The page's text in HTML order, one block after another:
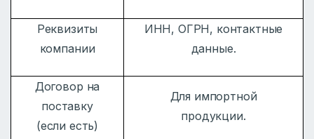
Реквизиты
компании
ИНН, ОГРН, контактные
данные.
Договор на
поставку
(если есть)
Для импортной
продукции.